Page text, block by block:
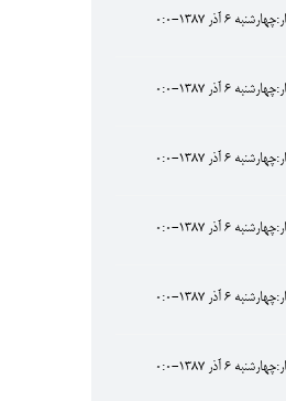
6 آذر 1387-0:0
6 آذر 1387-0:0
6 آذر 1387-0:0
6 آذر 1387-0:0
6 آذر 1387-0:0
6 آذر 1387-0:0